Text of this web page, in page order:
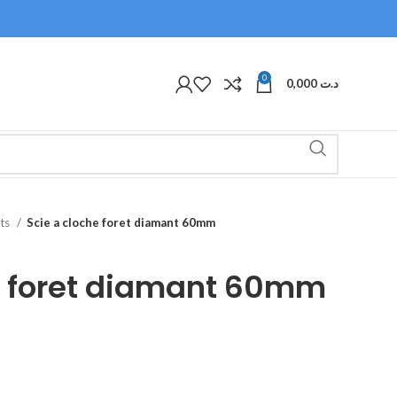
0 د.ت
Scie a cloche foret diamant 60mm
foret diamant 60mm